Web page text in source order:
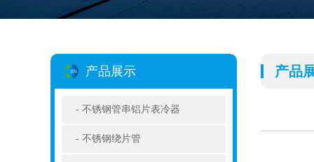
产品展示
不锈钢管串铝片表冷器
不锈钢绕片管
产品